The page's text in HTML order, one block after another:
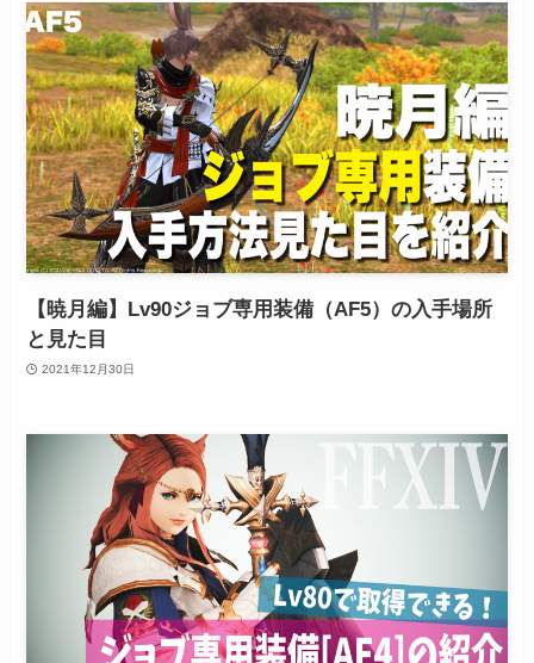
【暁月編】Lv90ジョブ専用装備（AF5）の入手場所
と見た目
2021年12月30日